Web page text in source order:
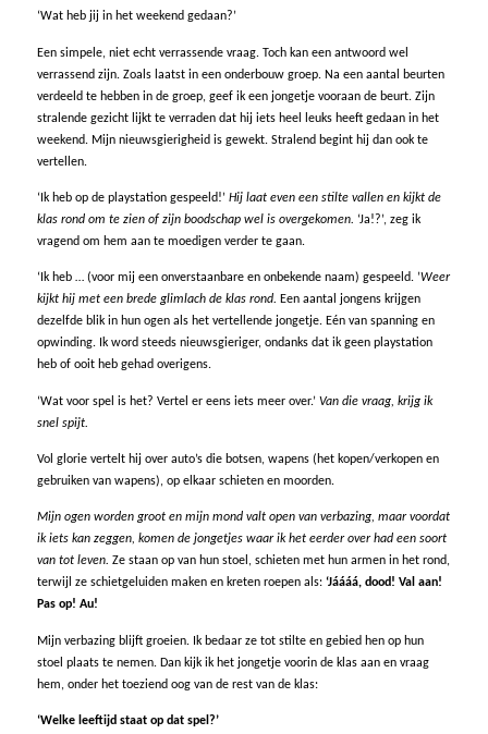
‘Wat heb jij in het weekend gedaan?’
Een simpele, niet echt verrassende vraag. Toch kan een antwoord wel
verrassend zijn. Zoals laatst in een onderbouw groep. Na een aantal beurten
verdeeld te hebben in de groep, geef ik een jongetje vooraan de beurt. Zijn
stralende gezicht lijkt te verraden dat hij iets heel leuks heeft gedaan in het
weekend. Mijn nieuwsgierigheid is gewekt. Stralend begint hij dan ook te
vertellen.
‘Ik heb op de playstation gespeeld!’ Hij laat even een stilte vallen en kijkt de
klas rond om te zien of zijn boodschap wel is overgekomen. ‘Ja!?’, zeg ik
vragend om hem aan te moedigen verder te gaan.
‘Ik heb … (voor mij een onverstaanbare en onbekende naam) gespeeld. ’Weer
kijkt hij met een brede glimlach de klas rond. Een aantal jongens krijgen
dezelfde blik in hun ogen als het vertellende jongetje. Eén van spanning en
opwinding. Ik word steeds nieuwsgieriger, ondanks dat ik geen playstation
heb of ooit heb gehad overigens.
‘Wat voor spel is het? Vertel er eens iets meer over.’ Van die vraag, krijg ik
snel spijt.
Vol glorie vertelt hij over auto’s die botsen, wapens (het kopen/verkopen en
gebruiken van wapens), op elkaar schieten en moorden.
Mijn ogen worden groot en mijn mond valt open van verbazing, maar voordat
ik iets kan zeggen, komen de jongetjes waar ik het eerder over had een soort
van tot leven. Ze staan op van hun stoel, schieten met hun armen in het rond,
terwijl ze schietgeluiden maken en kreten roepen als: ‘Jáááá, dood! Val aan!
Pas op! Au!
Mijn verbazing blijft groeien. Ik bedaar ze tot stilte en gebied hen op hun
stoel plaats te nemen. Dan kijk ik het jongetje voorin de klas aan en vraag
hem, onder het toeziend oog van de rest van de klas:
‘Welke leeftijd staat op dat spel?’